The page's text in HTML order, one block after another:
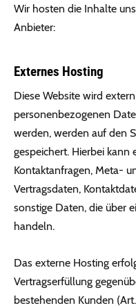
Wir hosten die Inhalte
Anbieter:
Externes Hosting
Diese Website wird
personenbezogenen
werden, werden auf den
gespeichert. Hierbei kann
Kontaktanfragen, Meta-
Vertragsdaten,
sonstige Daten, die über
handeln.
Das externe Hosting
Vertragserfüllung
bestehenden Kunden